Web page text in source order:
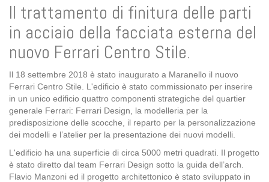
Il trattamento di finitura delle parti
in acciaio della facciata esterna del
nuovo Ferrari Centro Stile.
Il 18 settembre 2018 è stato inaugurato a Maranello il nuovo
Ferrari Centro Stile. L'edificio è stato commissionato per inserire
in un unico edificio quattro componenti strategiche del quartier
generale Ferrari: Ferrari Design, la modelleria per la
predisposizione delle scocche, il reparto per la personalizzazione
dei modelli e l’atelier per la presentazione dei nuovi modelli.
L'edificio ha una superficie di circa 5000 metri quadrati. Il progetto
è stato diretto dal team Ferrari Design sotto la guida dell’arch.
Flavio Manzoni ed il progetto architettonico è stato sviluppato in